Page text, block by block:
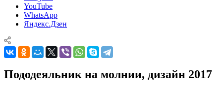
YouTube
WhatsApp
Яндекс.Дзен
Пододеяльник на молнии, дизайн 2017